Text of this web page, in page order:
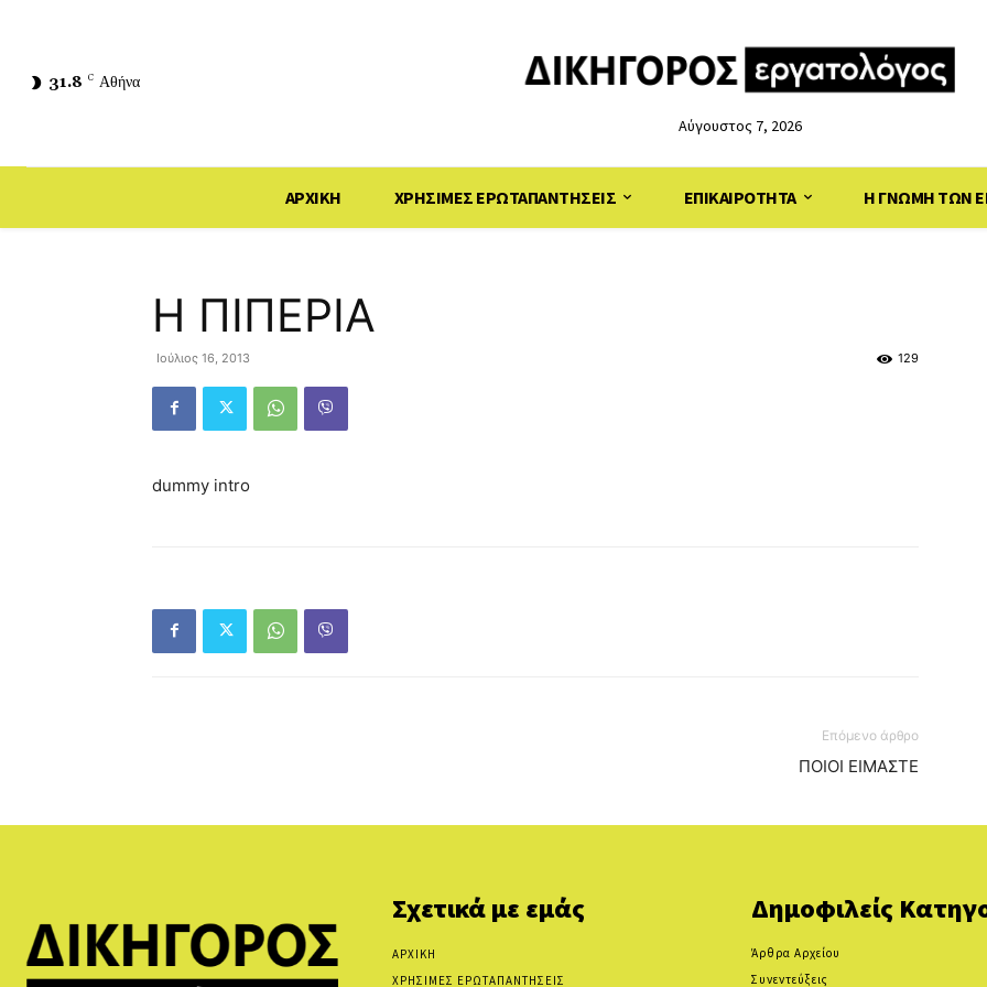
31.8 C Αθήνα
Αύγουστος 7, 2026
ΑΡΧΙΚΗ ΧΡΗΣΙΜΕΣ ΕΡΩΤΑΠΑΝΤΗΣΕΙΣ ΕΠΙΚΑΙΡΟΤΗΤΑ Η ΓΝΩΜΗ ΤΩΝ
Η ΠΙΠΕΡΙΑ
Ιούλιος 16, 2013 129
dummy intro
Επόμενο άρθρο
ΠΟΙΟΙ ΕΙΜΑΣΤΕ
Σχετικά με εμάς
ΑΡΧΙΚΗ
ΧΡΗΣΙΜΕΣ ΕΡΩΤΑΠΑΝΤΗΣΕΙΣ
Δημοφιλείς
Άρθρα Αρχείου
Συνεντεύξεις